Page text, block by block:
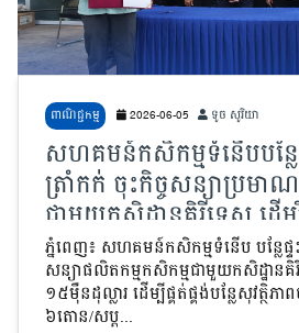
ពាណិជ្ជកម្ម 2026-06-05 ទូច សូរិយា
សហគមន៍កសិកម្មទំនើបបន្
ត្រាំកក់ ចុះកិច្ចសន្យាប្រមា
ជាមួយកសិដ្ឋានគិរីទេស ដើម្បី
សុវត្ថិភាពចំនួន ៤មុខ
ភ្នំពេញ៖ សហគមន៍កសិកម្មទំនើប បន្លែ
សន្យាផលិតកម្មកសិកម្មជាមួយកសិដ្ឋាន
១៥មុឺនដុល្លារ ដើម្បីផ្គត់ផ្គង់បន្លែសុវត្ថិ
៦តោន/សប្ត...